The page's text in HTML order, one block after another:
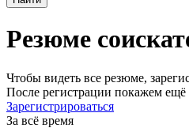
Резюме
Чтобы видеть все резюме,
После регистрации покажем
Зарегистрироваться
За всё время